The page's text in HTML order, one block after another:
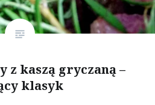
z kaszą gryczaną –
klasyk